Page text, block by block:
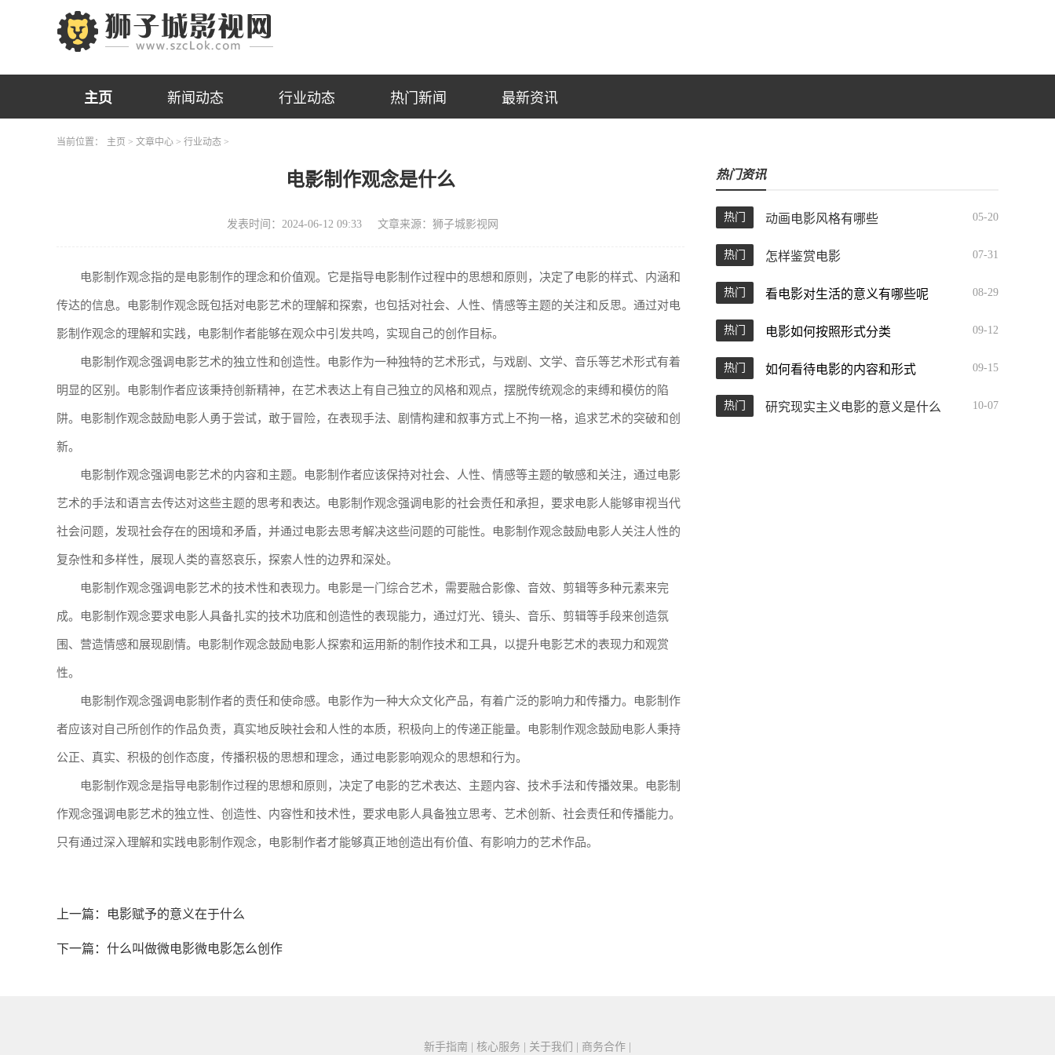
主页 新闻动态 行业动态 热门新闻 最新资讯
当前位置： 主页 > 文章中心 > 行业动态 >
电影制作观念是什么
发表时间：2024-06-12 09:33 文章来源：狮子城影视网
电影制作观念指的是电影制作的理念和价值观。它是指导电影制作过程中的思想和原则，决定了电影的样式、内涵和
传达的信息。电影制作观念既包括对电影艺术的理解和探索，也包括对社会、人性、情感等主题的关注和反思。通过对电
影制作观念的理解和实践，电影制作者能够在观众中引发共鸣，实现自己的创作目标。
电影制作观念强调电影艺术的独立性和创造性。电影作为一种独特的艺术形式，与戏剧、文学、音乐等艺术形式有着
明显的区别。电影制作者应该秉持创新精神，在艺术表达上有自己独立的风格和观点，摆脱传统观念的束缚和模仿的陷
阱。电影制作观念鼓励电影人勇于尝试，敢于冒险，在表现手法、剧情构建和叙事方式上不拘一格，追求艺术的突破和创
新。
电影制作观念强调电影艺术的内容和主题。电影制作者应该保持对社会、人性、情感等主题的敏感和关注，通过电影
艺术的手法和语言去传达对这些主题的思考和表达。电影制作观念强调电影的社会责任和承担，要求电影人能够审视当代
社会问题，发现社会存在的困境和矛盾，并通过电影去思考解决这些问题的可能性。电影制作观念鼓励电影人关注人性的
复杂性和多样性，展现人类的喜怒哀乐，探索人性的边界和深处。
电影制作观念强调电影艺术的技术性和表现力。电影是一门综合艺术，需要融合影像、音效、剪辑等多种元素来完
成。电影制作观念要求电影人具备扎实的技术功底和创造性的表现能力，通过灯光、镜头、音乐、剪辑等手段来创造氛
围、营造情感和展现剧情。电影制作观念鼓励电影人探索和运用新的制作技术和工具，以提升电影艺术的表现力和观赏
性。
电影制作观念强调电影制作者的责任和使命感。电影作为一种大众文化产品，有着广泛的影响力和传播力。电影制作
者应该对自己所创作的作品负责，真实地反映社会和人性的本质，积极向上的传递正能量。电影制作观念鼓励电影人秉持
公正、真实、积极的创作态度，传播积极的思想和理念，通过电影影响观众的思想和行为。
电影制作观念是指导电影制作过程的思想和原则，决定了电影的艺术表达、主题内容、技术手法和传播效果。电影制
作观念强调电影艺术的独立性、创造性、内容性和技术性，要求电影人具备独立思考、艺术创新、社会责任和传播能力。
只有通过深入理解和实践电影制作观念，电影制作者才能够真正地创造出有价值、有影响力的艺术作品。
上一篇： 电影赋予的意义在于什么
下一篇： 什么叫做微电影微电影怎么创作
热门资讯
热门 动画电影风格有哪些 05-20
热门 怎样鉴赏电影 07-31
热门 看电影对生活的意义有哪些呢 08-29
热门 电影如何按照形式分类 09-12
热门 如何看待电影的内容和形式 09-15
热门 研究现实主义电影的意义是什么 10-07
新手指南 | 核心服务 | 关于我们 | 商务合作 |